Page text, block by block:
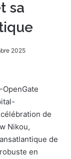
sa
2025
OpenGate
de
Nikou,
de
en